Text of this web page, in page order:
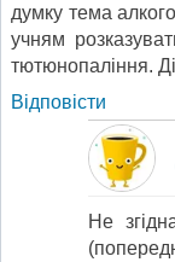
думку тема
учням
тютюнопаління.
Відповіcти
Не